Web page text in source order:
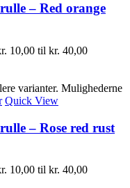
– Red orange
10,00 til kr. 40,00
varianter. Mulighederne
Quick View
– Rose red rust
10,00 til kr. 40,00